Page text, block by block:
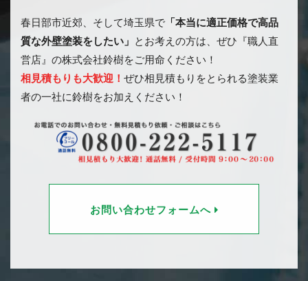
春日部市近郊、そして埼玉県で 「本当に適正価格で高品
質な外壁塗装をしたい」
とお考えの方は、ぜひ『職人直
営店』の株式会社鈴樹をご用命ください！
相見積もりも大歓迎！ ぜひ相見積もりをとられる塗装業
者の一社に鈴樹をお加えください！
お問い合わせフォームへ